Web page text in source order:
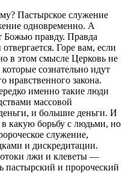
Пастырское служение
одновременно. А
Божью правду. Правда
Горе вам, если
в этом смысле Церковь не
сознательно идут
нравственного закона.
именно такие люди
массовой
и большие деньги. И
какую борьбу с людьми, но
служение,
и дискредитации.
лжи и клеветы —
пастырский и пророческий